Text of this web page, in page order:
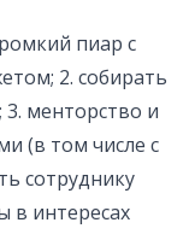
пиар с
2. собирать
менторство и
(в том числе с
сотруднику
в интересах